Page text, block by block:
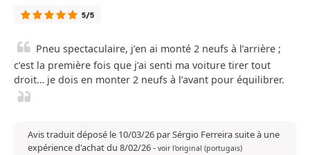
5/5
Pneu spectaculaire, j’en ai monté 2 neufs à l’arrière ;
c’est la première fois que j’ai senti ma voiture tirer tout
droit… je dois en monter 2 neufs à l’avant pour équilibrer.
Avis traduit déposé le 10/03/26 par Sérgio Ferreira suite à une
expérience d'achat du 8/02/26- voir l'original (portugais)